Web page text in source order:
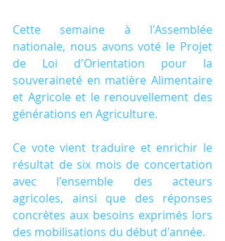
Cette semaine à l'Assemblée
nationale, nous avons voté le Projet
de Loi d'Orientation pour la
souveraineté en matière Alimentaire
et Agricole et le renouvellement des
générations en Agriculture.
Ce vote vient traduire et enrichir le
résultat de six mois de concertation
avec l'ensemble des acteurs
agricoles, ainsi que des réponses
concrètes aux besoins exprimés lors
des mobilisations du début d'année.